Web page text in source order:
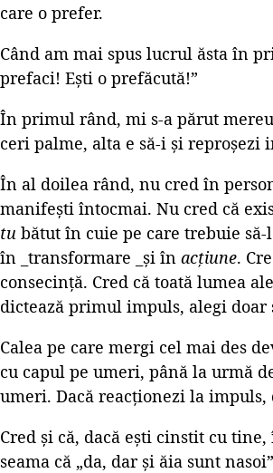
care o prefer.
Când am mai spus lucrul ăsta în
prefaci! Ești o prefăcută!”
În primul rând, mi s-a părut
ceri palme, alta e să-i și
În al doilea rând, nu cred în
manifești întocmai. Nu cred că
tu bătut în cuie pe care trebuie
în _transformare _și în acțiune.
consecință. Cred că toată lumea
dictează primul impuls, alegi
Calea pe care mergi cel mai des
cu capul pe umeri, până la urmă
umeri. Dacă reacționezi la
Cred și că, dacă ești cinstit cu
seama că „da, dar și ăia sunt